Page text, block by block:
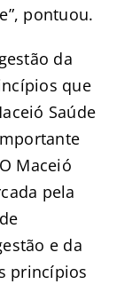
pontuou.
da
que
Saúde
Maceió
pela
e da
princípios